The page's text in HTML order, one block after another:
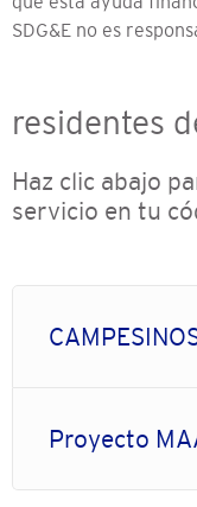
SDG&E no es
residentes
Haz clic abajo
servicio en tu
Proyecto